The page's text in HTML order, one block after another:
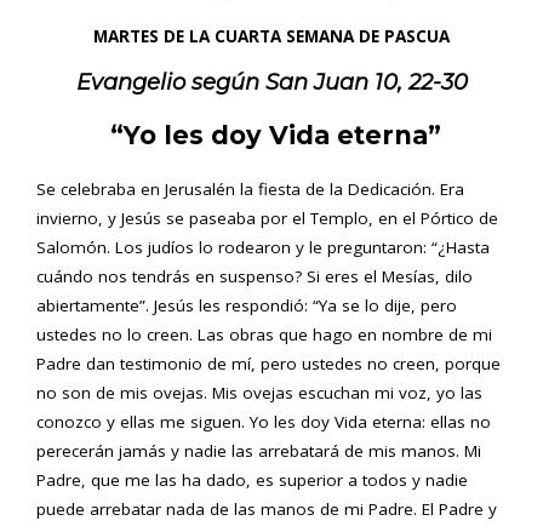
MARTES DE LA CUARTA SEMANA DE PASCUA
Evangelio según SanJuan 10, 22-30
“Yo les doy Vida eterna”
Se celebraba en Jerusalén la fiesta de la Dedicación. Era
invierno, y Jesús se paseaba por el Templo, en el Pórtico de
Salomón. Los judíos lo rodearon y le preguntaron: “¿Hasta
cuándo nos tendrás en suspenso? Si eres el Mesías, dilo
abiertamente”. Jesús les respondió: “Ya se lo dije, pero
ustedes no lo creen. Las obras que hago en nombre de mi
Padre dan testimonio de mí, pero ustedes no creen, porque
no son de mis ovejas. Mis ovejas escuchan mi voz, yo las
conozco y ellas me siguen. Yo les doy Vida eterna: ellas no
perecerán jamás y nadie las arrebatará de mis manos. Mi
Padre, que me las ha dado, es superior a todos y nadie
puede arrebatar nada de las manos de mi Padre. El Padre y